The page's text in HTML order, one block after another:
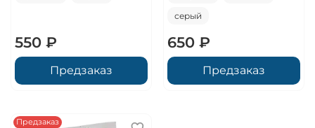
550 ₽
Предзаказ
серый
650 ₽
Предзаказ
Предзаказ